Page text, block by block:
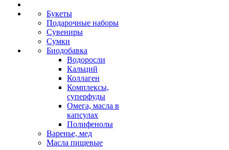
Букеты
Подарочные наборы
Сувениры
Сумки
Биодобавка
Водоросли
Кальций
Коллаген
Комплексы,
суперфуды
Омега, масла в
капсулах
Полифенолы
Варенье, мед
Масла пищевые